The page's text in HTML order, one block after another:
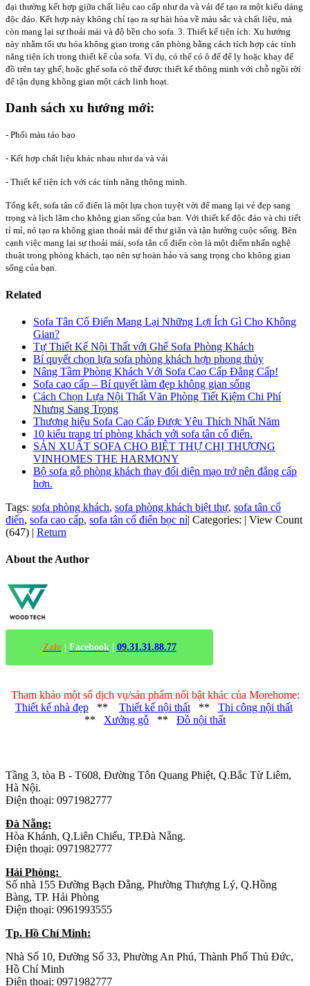
đại thường kết hợp giữa chất liệu cao cấp như da và vải để tạo ra một kiểu dáng
độc đáo. Kết hợp này không chỉ tạo ra sự hài hòa về màu sắc và chất liệu, mà
còn mang lại sự thoải mái và độ bền cho sofa. 3. Thiết kế tiện ích: Xu hướng
này nhằm tối ưu hóa không gian trong căn phòng bằng cách tích hợp các tính
năng tiện ích trong thiết kế của sofa. Ví dụ, có thể có ô để để ly hoặc khay để
đồ trên tay ghế, hoặc ghế sofa có thể được thiết kế thông minh với chỗ ngồi rời
để tận dụng không gian một cách linh hoạt.
Danh sách xu hướng mới:
- Phối màu táo bạo
- Kết hợp chất liệu khác nhau như da và vải
- Thiết kế tiện ích với các tính năng thông minh.
Tổng kết, sofa tân cổ điển là một lựa chọn tuyệt vời để mang lại vẻ đẹp sang
trọng và lịch lãm cho không gian sống của bạn. Với thiết kế độc đáo và chi tiết
tỉ mỉ, nó tạo ra không gian thoải mái để thư giãn và tận hưởng cuộc sống. Bên
cạnh việc mang lại sự thoải mái, sofa tân cổ điển còn là một điểm nhấn nghệ
thuật trong phòng khách, tạo nên sự hoàn hảo và sang trọng cho không gian
sống của bạn.
Related
Sofa Tân Cổ Điển Mang Lại Những Lợi Ích Gì Cho Không
Gian?
Tự Thiết Kế Nội Thất với Ghế Sofa Phòng Khách
Bí quyết chọn lựa sofa phòng khách hợp phong thủy
Nâng Tầm Phòng Khách Với Sofa Cao Cấp Đẳng Cấp!
Sofa cao cấp – Bí quyết làm đẹp không gian sống
Cách Chọn Lựa Nội Thất Văn Phòng Tiết Kiệm Chi Phí
Nhưng Sang Trọng
Thương hiệu Sofa Cao Cấp Được Yêu Thích Nhất Năm
10 kiểu trang trí phòng khách với sofa tân cổ điển.
SẢN XUẤT SOFA CHO BIỆT THỰ CHỊ THƯƠNG
VINHOMES THE HARMONY
Bộ sofa gỗ phòng khách thay đổi diện mạo trở nên đẳng cấp
hơn.
Tags: sofa phòng khách, sofa phòng khách biệt thự, sofa tân cổ
điển, sofa cao cấp, sofa tân cổ điển bọc nỉ| Categories: | View Count
(647) | Return
About the Author
Zalo| Facebook| 09.31.31.88.77
Tham khảo một số dịch vụ/sản phẩm nổi bật khác của Morehome:
Thiết kế nhà đẹp** Thiết kế nội thất** Thi công nội thất
** Xưởng gỗ ** Đồ nội thất
Tầng 3, tòa B - T608, Đường Tôn Quang Phiệt, Q.Bắc Từ Liêm,
Hà Nội.
Điện thoại: 0971982777
Đà Nẵng:
Hòa Khánh, Q.Liên Chiểu, TP.Đà Nẵng.
Điện thoại: 0971982777
Hải Phòng:
Số nhà 155 Đường Bạch Đằng, Phường Thượng Lý, Q.Hồng
Bàng, TP. Hải Phòng
Điện thoại: 0961993555
Tp. Hồ Chí Minh:
Nhà Số 10, Đường Số 33, Phường An Phú, Thành Phố Thủ Đức,
Hồ Chí Minh
Điện thoại: 0971982777